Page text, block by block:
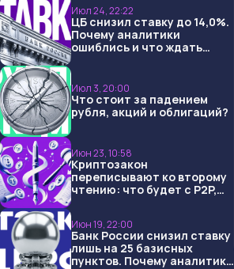
Июл 24, 22:22
ЦБ снизил ставку до 14,0%.
Почему аналитики
ошиблись и что ждать
Июл 3, 20:00
Что стоит за падением
рубля, акций и облигаций?
Июн 23, 10:58
Криптозакон
переписывают ко второму
чтению: что будет с P2P,
Июн 19, 22:00
Банк России снизил ставку
лишь на 25 базисных
пунктов. Почему аналитики